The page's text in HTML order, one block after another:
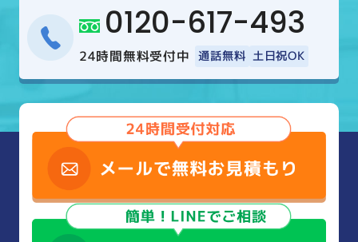
0120-617-493
24時間無料受付中 通話無料 土日祝OK